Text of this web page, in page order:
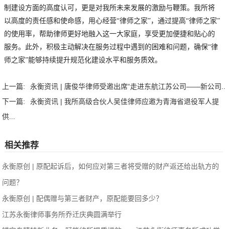
制建设方面的高度认可，更是对我所未来发展的激励与鞭策。我所将
以高度的责任感和使命感，用心经营“律师之家”，通过提高“律师之家”
的使用率，帮助律师更好地融入这一大家庭，享受更加便捷和贴心的
服务。此外，积极主动解决在服务过程中遇到的困难和问题，确保“律
师之家”能够持续提升规范化建设水平和服务质效。
上一篇:
永衡资讯 | 唐俊华律师受邀出席“走进东航江苏公司——新公司
下一篇:
永衡资讯 | 我所高级合伙人吴佳律师应邀为青海省退役军人提
供...
相关推荐
永衡原创 | 原配起诉后，如何应对第三者将受赠的财产返还给出轨方的
问题？
永衡原创 | 配偶赠与第三者财产，原配能要回多少？
江苏永衡律师事务所乔迁庆典圆满举行